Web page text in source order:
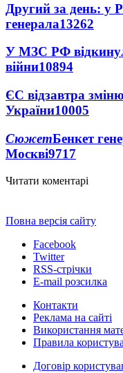
Другий за день: у
генерала13262
У МЗС РФ
війни10894
ЄС відзавтра
України10005
СюжетБенкет
Москві9717
Читати коментарі
Повна версія сайту
Facebook
Twitter
RSS-стрічки
E-mail розсилка
Контакти
Реклама на сайті
Використання
Правила
Договір